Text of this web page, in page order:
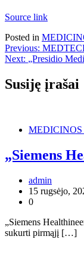
Source link
Posted in
Navigacija
tarp
įrašų
Previous:
Next: „Presidio
Susiję įrašai
MEDICINOS
„Siemens
admin
15 rugsėjo,
0
„Siemens
sukurti pirmąjį […]